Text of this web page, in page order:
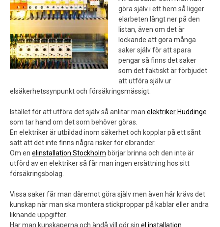
göra själv i ett hem så ligger
elarbeten långt ner på den
listan, även om det är
lockande att göra många
saker själv för att spara
pengar så finns det saker
som det faktiskt är förbjudet
att utföra själv ur
elsäkerhetssynpunkt och försäkringsmässigt.
Istället för att utföra det själv så anlitar man elektriker Huddinge
som tar hand om det som behöver göras.
En elektriker är utbildad inom säkerhet och kopplar på ett sånt
sätt att det inte finns några risker för elbränder.
Om en elinstallation Stockholm börjar brinna och den inte är
utförd av en elektriker så får man ingen ersättning hos sitt
försäkringsbolag.
Vissa saker får man däremot göra själv men även här krävs det
kunskap när man ska montera stickproppar på kablar eller andra
liknande uppgifter.
Har man kunskaperna och ändå vill gör sin el installation